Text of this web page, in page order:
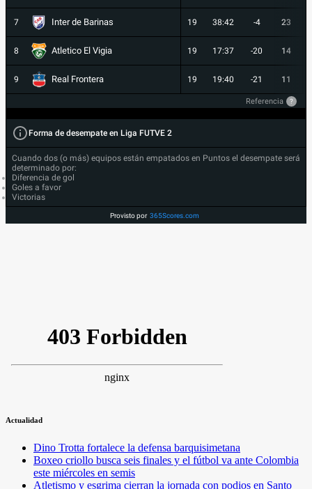
7 Inter de Barinas 19 38:42 -4 23
8 Atletico El Vigia 19 17:37 -20 14
9 Real Frontera 19 19:40 -21 11
Referencia ?
Forma de desempate en Liga FUTVE 2
Cuando dos (o más) equipos están empatados en Puntos el desempate será
determinado por:
Diferencia de gol
Goles a favor
Victorias
Provisto por 365Scores.com
Actualidad
Dino Trotta fortalece la defensa barquisimetana
Boxeo criollo busca seis finales y el fútbol va ante Colombia
este miércoles en semis
Atletismo y esgrima cierran la jornada con podios en Santo